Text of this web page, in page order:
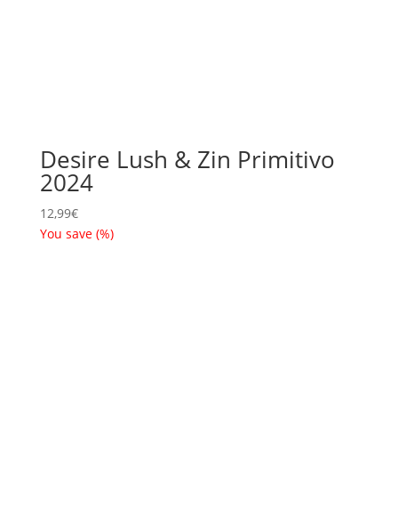
Desire Lush & Zin Primitivo
2024
12,99€
You save (%)